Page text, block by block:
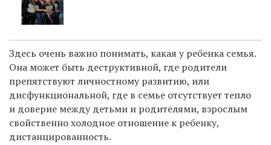
Здесь очень важно понимать, какая у ребенка семья.
Она может быть деструктивной, где родители
препятствуют личностному развитию, или
дисфункциональной, где в семье отсутствует тепло
и доверие между детьми и родителями, взрослым
свойственно холодное отношение к ребенку,
дистанцированность.